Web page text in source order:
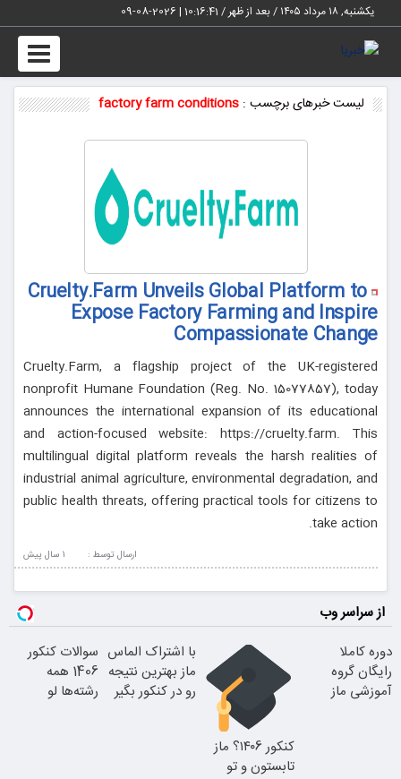
یکشنبه, ۱۸ مرداد ۱۴۰۵ / بعد از ظهر / 10:16:42
|
2026-08-09
Toggle
لیست خبرهای برچسب : factory farm conditions
Cruelty.Farm Unveils Global Platform to
Expose Factory Farming and Inspire
Compassionate Change
Cruelty.Farm, a flagship project of the UK-registered
nonprofit Humane Foundation (Reg. No. 15077857), today
announces the international expansion of its educational
and action-focused website: https://cruelty.farm. This
multilingual digital platform reveals the harsh realities of
industrial animal agriculture, environmental degradation, and
public health threats, offering practical tools for citizens to
take action.
1 سال پيش ارسال توسط :
از سراسر وب
دوره کاملا
رایگان گروه
آموزشی ماز
کنکور ۱۴۰6؟ ماز
تابستون و تو
با اشتراک الماس
ماز بهترین نتیجه
رو در کنکور بگیر
سوالات کنکور
1406 همه
رشته‌ها لو